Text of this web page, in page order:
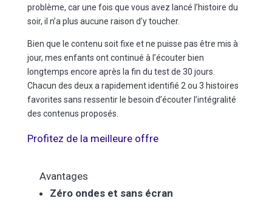
problème, car une fois que vous avez lancé l’histoire du
soir, il n’a plus aucune raison d’y toucher.
Bien que le contenu soit fixe et ne puisse pas être mis à
jour, mes enfants ont continué à l’écouter bien
longtemps encore après la fin du test de 30 jours.
Chacun des deux a rapidement identifié 2 ou 3 histoires
favorites sans ressentir le besoin d’écouter l’intégralité
des contenus proposés.
Profitez de la meilleure offre
Avantages
Zéro ondes et sans écran